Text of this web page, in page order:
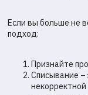
Если вы больше не
подход:
Признайте
Списывание –